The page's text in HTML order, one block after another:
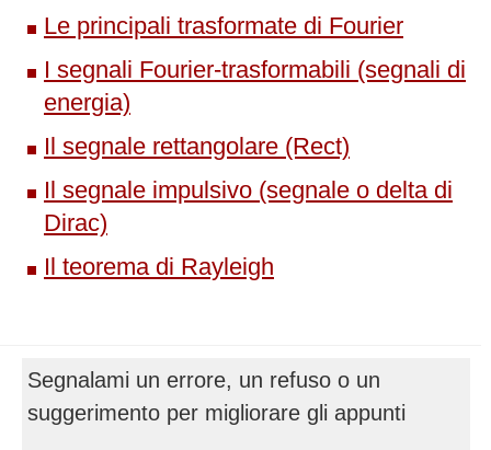
Le principali trasformate di Fourier
I segnali Fourier-trasformabili (segnali di
energia)
Il segnale rettangolare (Rect)
Il segnale impulsivo (segnale o delta di
Dirac)
Il teorema di Rayleigh
Segnalami un errore, un refuso o un
suggerimento per migliorare gli appunti